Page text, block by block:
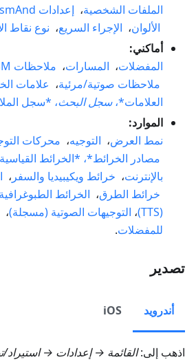
الملفات الشخصية، إعدادات OsmAnd/الإعدادات العامة
الألوان، الإجراء السريع، نوع نقاط
أماكني:
المفضلات، المسارات، ملاحظات OSM*، *تعديلات OSM
ملاحظات صوتية/مرئية، علامات
العلامات*،سجل البحث، *سجل
الموارد:
نمط العرض، التوجيه، محركات
مصادر الخرائط*، *الخرائط
بالإنترنت، خرائط ويكيبيديا والسفر ،
خرائط الطرق، الخرائط الطبوغرافية
(TTS)
، التوجيهات الصوتية (مسجلة)،
للمفضلات.
تصدير
أندرويد iOS
اذهب إلى:القائمة → إعدادات →